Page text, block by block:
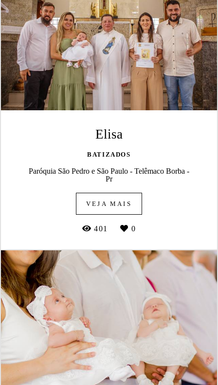
Elisa
BATIZADOS
Paróquia São Pedro e São Paulo - Telêmaco Borba -
Pr
VEJA MAIS
401 0